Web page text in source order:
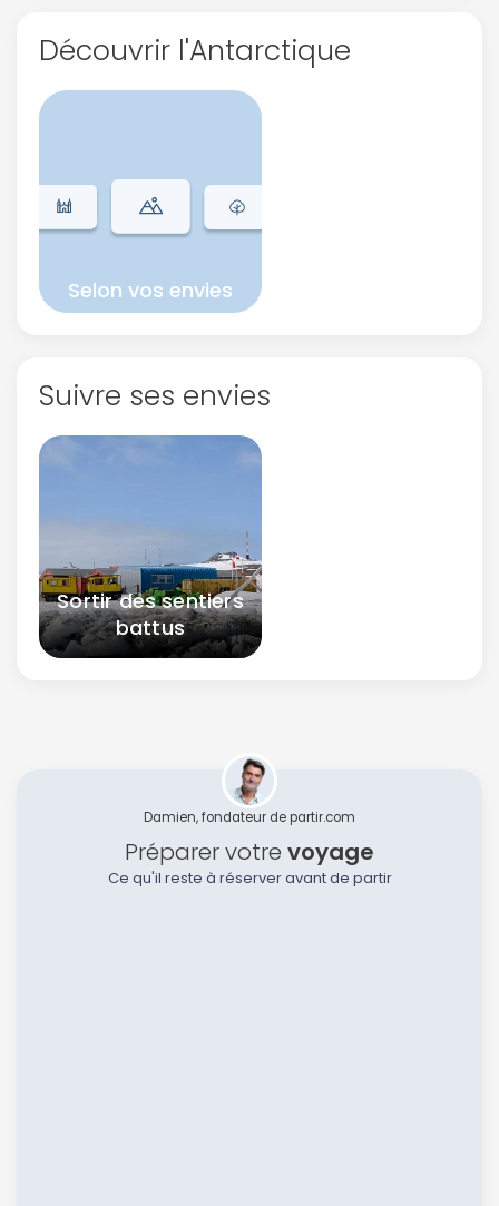
Découvrir l'Antarctique
Selon vos envies
Suivre ses envies
Sortir des sentiers
battus
Damien, fondateur de partir.com
Préparer votre voyage
Ce qu'il reste à réserver avant de partir